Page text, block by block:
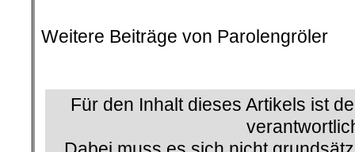
Weitere Beiträge von Parolengröler
Für den Inhalt dieses Artikels ist